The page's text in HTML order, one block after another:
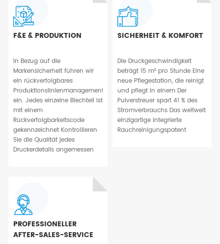
F&E & PRODUKTION
In Bezug auf die
Markensicherheit führen wir
ein rückverfolgbares
Produktionslinienmanagement
ein. Jedes einzelne Blechteil ist
mit einem
Rückverfolgbarkeitscode
gekennzeichnet Kontrollieren
Sie die Qualität jedes
Druckerdetails angemessen
SICHERHEIT & KOMFORT
Die Druckgeschwindigkeit
beträgt 15 m² pro Stunde Eine
neue Pflegestation, die reinigt
und pflegt in einem Der
Pulverstreuer spart 41 % des
Stromverbrauchs Das weltweit
einzigartige integrierte
Rauchreinigungspatent
PROFESSIONELLER
AFTER-SALES-SERVICE